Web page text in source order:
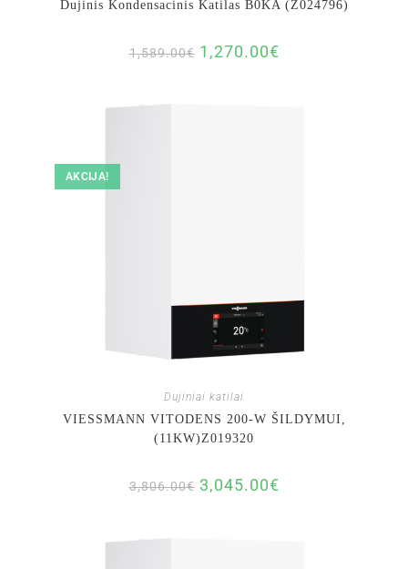
Dujinis Kondensacinis Katilas B0KA (Z024796)
1,589.00€ 1,270.00€
AKCIJA!
Dujiniai katilai
VIESSMANN VITODENS 200-W ŠILDYMUI,
(11KW)Z019320
3,806.00€ 3,045.00€